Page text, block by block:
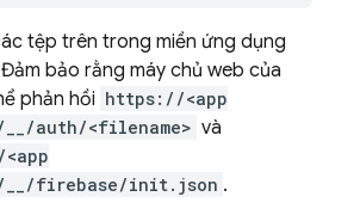
tệp trên trong miền ứng dụng
bảo rằng máy chủ web của
phản hồi https://<app
__/auth/<filename> và
__/firebase/init.json .